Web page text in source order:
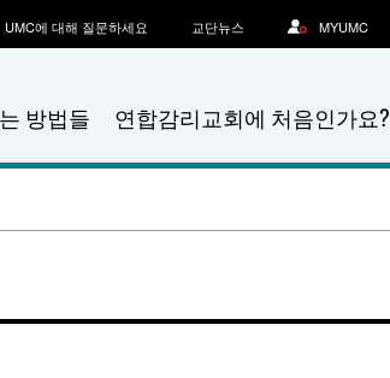
방법들 연합감리교회에 처음인가요?
UMC에 대해 질문하세요 교단뉴스 MYUMC